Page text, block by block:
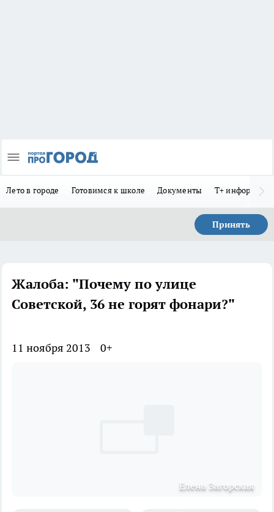
Лето в городе Готовимся к школе Документы Т+
Принять
Жалоба: "Почему по улице
Советской, 36 не горят фонари?"
11 ноября 2013 0+
Елена Загорская